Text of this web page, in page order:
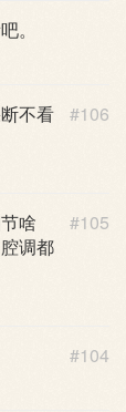
。
#106
不看
#105
啥
调都
#104